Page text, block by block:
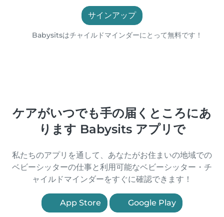
サインアップ
Babysitsはチャイルドマインダーにとって無料です！
ケアがいつでも手の届くところにあ
ります Babysits アプリで
私たちのアプリを通して、あなたがお住まいの地域での
ベビーシッターの仕事と利用可能なベビーシッター・チ
ャイルドマインダーをすぐに確認できます！
App Store Google Play